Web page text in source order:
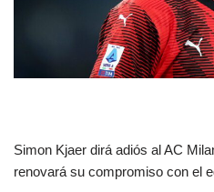
Simon Kjaer dirá adiós al AC
renovará su compromiso con el